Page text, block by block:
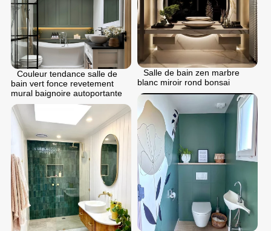
Salle de bain zen marbre
blanc miroir rond bonsai
Couleur tendance salle de
bain vert fonce revetement
mural baignoire autoportante